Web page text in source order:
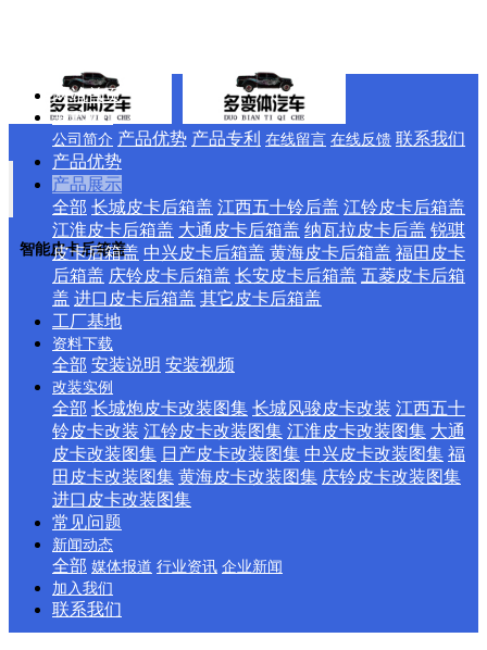
智能皮卡后箱盖
网站首页
关于我们
公司简介 产品优势 产品专利 在线留言 在线反馈 联系我们
产品优势
产品展示
全部 长城皮卡后箱盖 江西五十铃后盖 江铃皮卡后箱盖
江淮皮卡后箱盖 大通皮卡后箱盖 纳瓦拉皮卡后盖 锐骐
皮卡后箱盖 中兴皮卡后箱盖 黄海皮卡后箱盖 福田皮卡
后箱盖 庆铃皮卡后箱盖 长安皮卡后箱盖 五菱皮卡后箱
盖 进口皮卡后箱盖 其它皮卡后箱盖
工厂基地
资料下载
全部 安装说明 安装视频
改装实例
全部 长城炮皮卡改装图集 长城风骏皮卡改装 江西五十
铃皮卡改装 江铃皮卡改装图集 江淮皮卡改装图集 大通
皮卡改装图集 日产皮卡改装图集 中兴皮卡改装图集 福
田皮卡改装图集 黄海皮卡改装图集 庆铃皮卡改装图集
进口皮卡改装图集
常见问题
新闻动态
全部 媒体报道 行业资讯 企业新闻
加入我们
联系我们